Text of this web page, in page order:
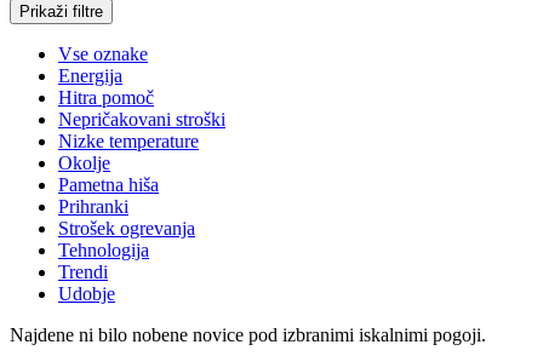
Prikaži filtre
Vse oznake
Energija
Hitra pomoč
Nepričakovani stroški
Nizke temperature
Okolje
Pametna hiša
Prihranki
Strošek ogrevanja
Tehnologija
Trendi
Udobje
Najdene ni bilo nobene novice pod izbranimi iskalnimi pogoji.